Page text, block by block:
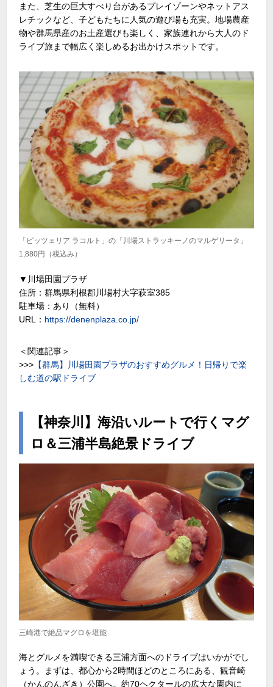
また、芝生の巨大すべり台があるプレイゾーンやネットアス
レチックなど、子どもたちに人気の遊び場も充実。地場農産
物や群馬県産のお土産選びも楽しく、家族連れから大人のド
ライブ旅まで幅広く楽しめるお出かけスポットです。
「ピッツェリア ラコルト」の「川場ストラッキーノのマルゲリータ」
1,880円（税込み）
▼川場田園プラザ
住所：群馬県利根郡川場村大字萩室385
駐車場：あり（無料）
URL： https://denenplaza.co.jp/
＜関連記事＞
>>> 【群馬】川場田園プラザのおすすめグルメ！日帰りで楽
しむ道の駅ドライブ
【神奈川】海沿いルートで行くマグ
ロ＆三浦半島絶景ドライブ
三崎港で絶品マグロを堪能
海とグルメを満喫できる三浦方面へのドライブはいかがでし
ょう。まずは、都心から2時間ほどのところにある、観音崎
（かんのんざき）公園へ。約70ヘクタールの広大な園内に